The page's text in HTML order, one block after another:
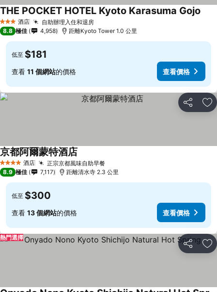
3 星級 酒店 自助辦理入住和退房
THE POCKET HOTEL Kyoto Karasuma Gojo
8.8 極佳 4,958 距離Kyoto Tower 1.0 公里
低至 $181
查看 11 個網站的價格 查看價格
分享 放
4 星級 酒店 正宗京都風味自助早餐
京都阿爾蒙特酒店
8.9 極佳 7,117 距離清水寺 2.3 公里
低至 $300
查看 13 個網站的價格 查看價格
分享 放
熱門選擇